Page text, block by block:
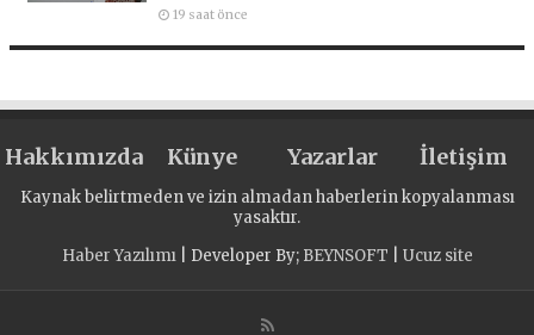
19 saat önce
Hakkımızda Künye Yazarlar İletişim
Kaynak belirtmeden ve izin almadan haberlerin kopyalanması
yasaktır.
Haber Yazılımı| Developer By; BEYNSOFT Ucuz site